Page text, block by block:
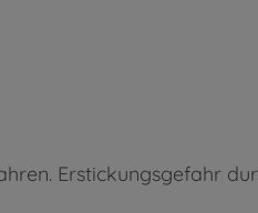
Erstickungsgefahr